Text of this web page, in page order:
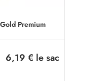
Premium
6,19 € le sac